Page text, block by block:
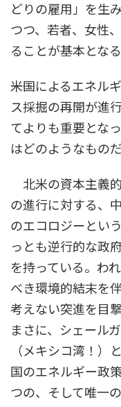
どりの雇用」を生
つつ、若者、女性
ることが基本となる
――米国によるエネ
ス採掘の再開が進
てよりも重要とな
はどのようなもの
北米の資本主義
の進行に対する、
のエコロジーとい
っとも逆行的な政
を持っている。わ
べき環境的結末を
考えない突進を目撃
まさに、シェール
（メキシコ湾！）
国のエネルギー政
つの、そして唯一